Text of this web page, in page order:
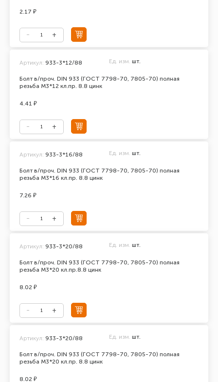
2.17 ₽
Болт в/проч. DIN 933 (ГОСТ 7798-70, 7805-70) полная
резьба М3*12 кл.пр. 8.8 цинк
Артикул: 933-3*12/88 Ед. изм. шт.
4.41 ₽
Болт в/проч. DIN 933 (ГОСТ 7798-70, 7805-70) полная
резьба М3*16 кл.пр. 8.8 цинк
Артикул: 933-3*16/88 Ед. изм. шт.
7.26 ₽
Болт в/проч. DIN 933 (ГОСТ 7798-70, 7805-70) полная
резьба М3*20 кл.пр.8.8 цинк
Артикул: 933-3*20/88 Ед. изм. шт.
8.02 ₽
Болт в/проч. DIN 933 (ГОСТ 7798-70, 7805-70) полная
резьба М3*20 кл.пр. 8.8 цинк
Артикул: 933-3*20/88 Ед. изм. шт.
8.02 ₽